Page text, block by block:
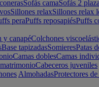
Sofás camaSofás 2
Sillones relaxSillones relax
peraPuffs reposapiésPuffs
y canapéColchones
Base tapizadasSomieresPatas
Camas doblesCamas
Cabeceros juveniles
AlmohadasProtectores